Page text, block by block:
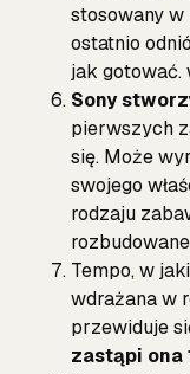
stosowany w
ostatnio
jak gotować.
Sony
pierwszych
się. Może
swojego
rodzaju
Tempo, w
wdrażana w
przewiduje
zastąpi ona